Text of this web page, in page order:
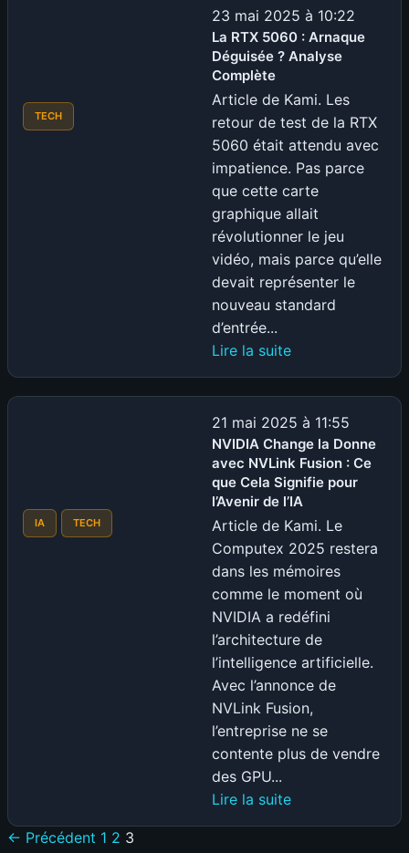
vraiment
les
meilleurs
sans
fil
en
2025
?
TECH
23 mai 2025 à 10:22
La RTX 5060 : Arnaque
Déguisée ? Analyse
Complète
Article de Kami. Les
retour de test de la RTX
5060 était attendu avec
impatience. Pas parce
que cette carte
graphique allait
révolutionner le jeu
vidéo, mais parce qu’elle
devait représenter le
nouveau standard
d’entrée...
Lire la suite:
RTX
5060
:
Arnaque
Déguisée
?
Analyse
Complète
IA TECH
21 mai 2025 à 11:55
NVIDIA Change la Donne
avec NVLink Fusion : Ce
que Cela Signifie pour
l’Avenir de l’IA
Article de Kami. Le
Computex 2025 restera
dans les mémoires
comme le moment où
NVIDIA a redéfini
l’architecture de
l’intelligence artificielle.
Avec l’annonce de
NVLink Fusion,
l’entreprise ne se
contente plus de vendre
des GPU...
Lire la suite:
← Précédent 1 2 3